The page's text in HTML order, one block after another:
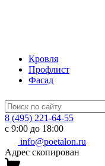
Кровля
Профлист
Фасад
8 (495) 221-64-55
с 9:00 до 18:00
info@poetalon.ru
Адрес скопирован